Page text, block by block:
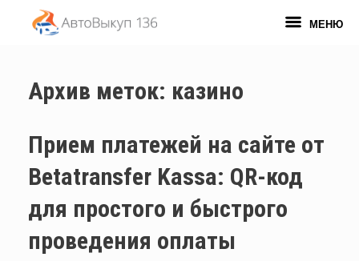
содержанию
МЕНЮ
Архив меток: казино
Прием платежей на сайте от
Betatransfer Kassa: QR-код
для простого и быстрого
проведения оплаты